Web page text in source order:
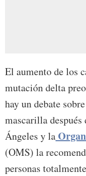
El aumento de los
mutación delta
hay un debate
mascarilla después
Ángeles y la
(OMS) la
personas